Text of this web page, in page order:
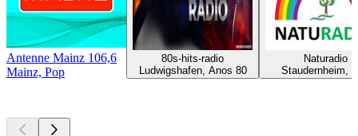
Antenne Mainz 106,6
Mainz, Pop
80s-hits-radio
Ludwigshafen, Anos 80
Naturadio
Staudernheim,